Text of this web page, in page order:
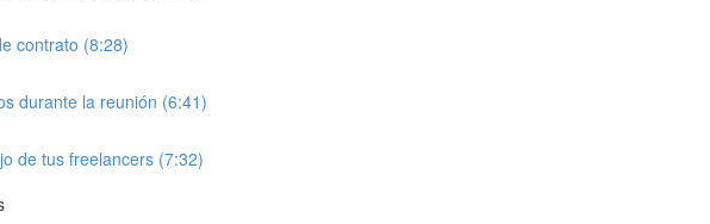
contrato (8:28)
durante la reunión (6:41)
de tus freelancers (7:32)